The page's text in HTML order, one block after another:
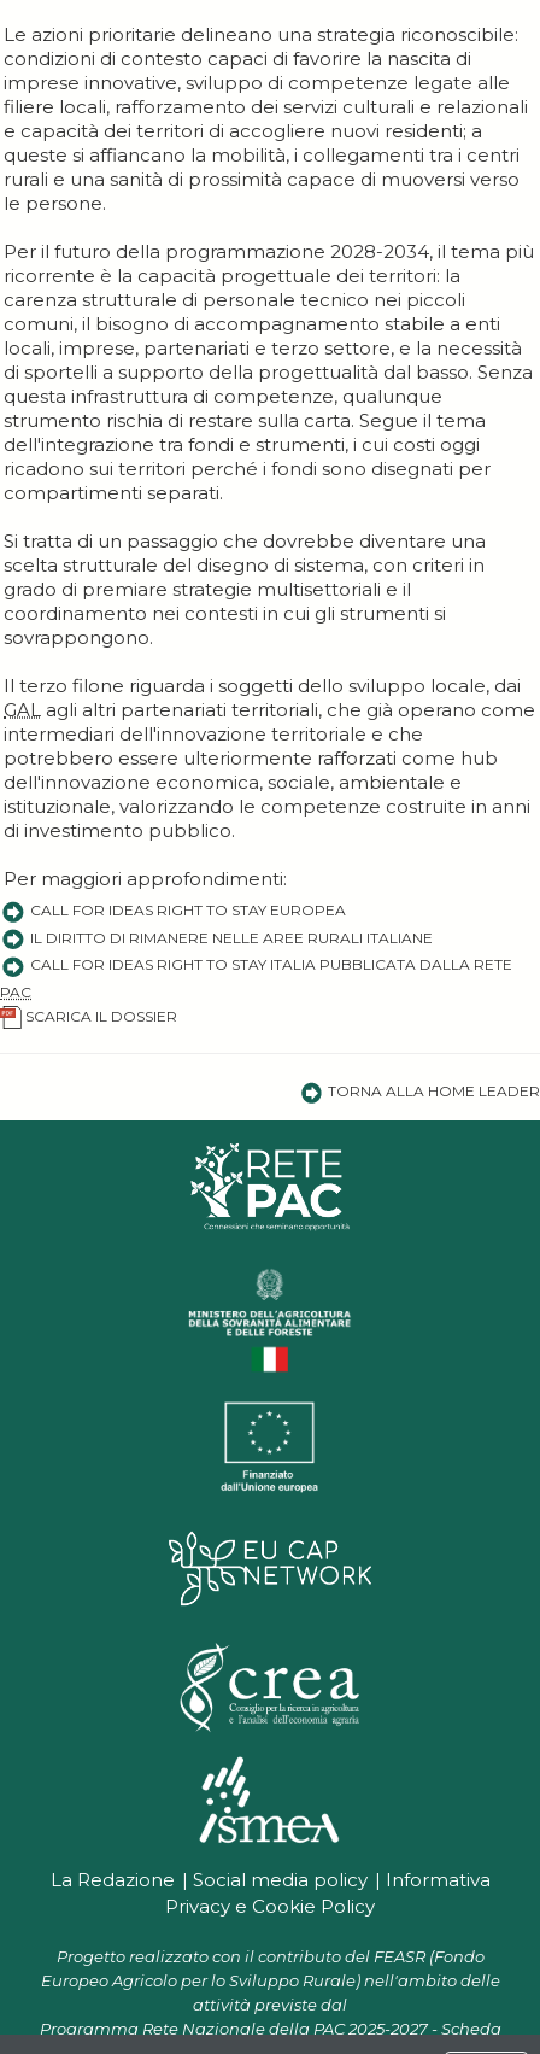
Le azioni prioritarie delineano una strategia riconoscibile:
condizioni di contesto capaci di favorire la nascita di
imprese innovative, sviluppo di competenze legate alle
filiere locali, rafforzamento dei servizi culturali e relazionali
e capacità dei territori di accogliere nuovi residenti; a
queste si affiancano la mobilità, i collegamenti tra i centri
rurali e una sanità di prossimità capace di muoversi verso
le persone.
Per il futuro della programmazione 2028-2034, il tema più
ricorrente è la capacità progettuale dei territori: la
carenza strutturale di personale tecnico nei piccoli
comuni, il bisogno di accompagnamento stabile a enti
locali, imprese, partenariati e terzo settore, e la necessità
di sportelli a supporto della progettualità dal basso. Senza
questa infrastruttura di competenze, qualunque
strumento rischia di restare sulla carta. Segue il tema
dell'integrazione tra fondi e strumenti, i cui costi oggi
ricadono sui territori perché i fondi sono disegnati per
compartimenti separati.
Si tratta di un passaggio che dovrebbe diventare una
scelta strutturale del disegno di sistema, con criteri in
grado di premiare strategie multisettoriali e il
coordinamento nei contesti in cui gli strumenti si
sovrappongono.
Il terzo filone riguarda i soggetti dello sviluppo locale, dai
GAL agli altri partenariati territoriali, che già operano come
intermediari dell'innovazione territoriale e che
potrebbero essere ulteriormente rafforzati come hub
dell'innovazione economica, sociale, ambientale e
istituzionale, valorizzando le competenze costruite in anni
di investimento pubblico.
Per maggiori approfondimenti:
CALL FOR IDEAS RIGHT TO STAY EUROPEA
IL DIRITTO DI RIMANERE NELLE AREE RURALI ITALIANE
CALL FOR IDEAS RIGHT TO STAY ITALIA PUBBLICATA DALLA RETE
PAC
SCARICA IL DOSSIER
TORNA ALLA HOME LEADER
La Redazione Social media policy
Informativa
Privacy e Cookie Policy
Progetto realizzato con il contributo del FEASR (Fondo
Europeo Agricolo per lo Sviluppo Rurale) nell'ambito delle
attività previste dal
Programma Rete Nazionale della PAC 2025-2027 - Scheda